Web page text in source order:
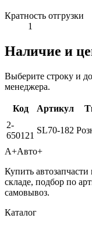
Кратность отгрузки
1
Наличие и
Выберите строку и
менеджера.
Код Артикул
2-
650121
SL70-182
А+Авто+
Купить
складе, подбор по
самовывоз.
Каталог